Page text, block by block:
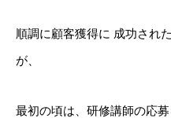
順調に顧客獲得に 成功され
が、
最初の頃は、研修講師の応募